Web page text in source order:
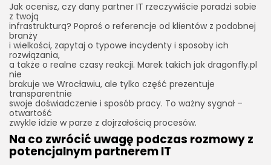
Jak ocenisz, czy dany partner IT rzeczywiście poradzi sobie
z twoją
infrastrukturą? Poproś o referencje od klientów z podobnej
branży
i wielkości, zapytaj o typowe incydenty i sposoby ich
rozwiązania,
a także o realne czasy reakcji. Marek takich jak dragonfly.pl
nie
brakuje we Wrocławiu, ale tylko część prezentuje
transparentnie
swoje doświadczenie i sposób pracy. To ważny sygnał –
otwartość
zwykle idzie w parze z dojrzałością procesów.
Na co zwrócić uwagę podczas rozmowy z
potencjalnym partnerem IT